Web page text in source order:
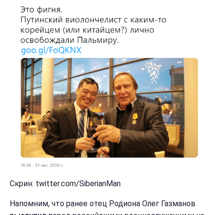
Скрин: twitter.com/SiberianMan
Напомним, что ранее отец Родиона Олег Газманов